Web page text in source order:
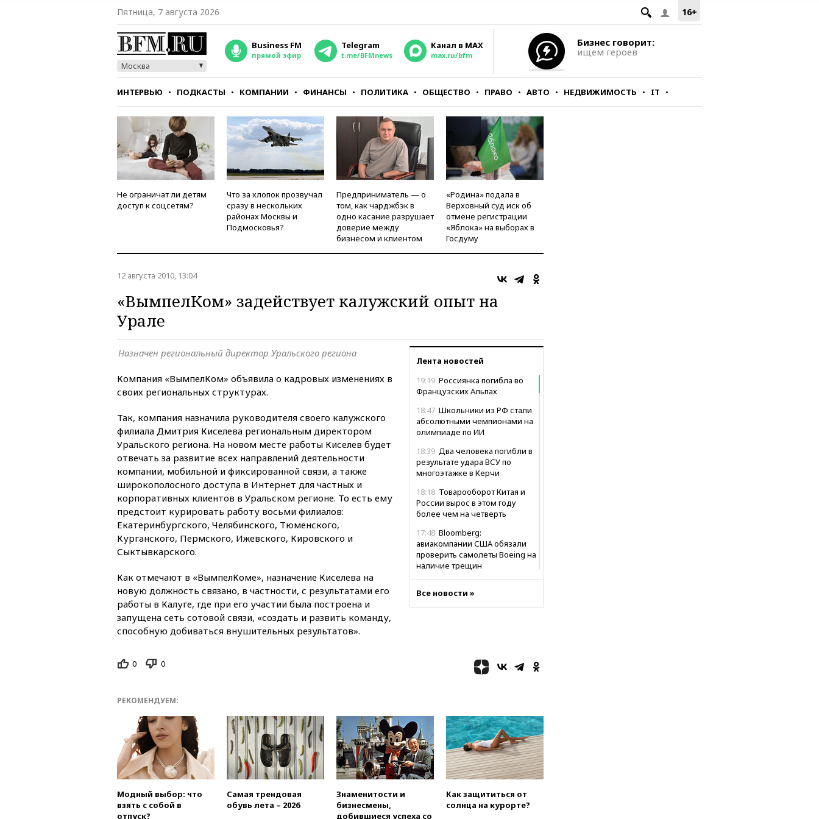
16+
Пятница, 7 августа 2026
Москва
Business FM
прямой эфир
Telegram
t.me/BFMnews
Канал в MAX
max.ru/bfm
Бизнес говорит:
ищем героев
ИНТЕРВЬЮ ПОДКАСТЫ КОМПАНИИ ФИНАНСЫ ПОЛИТИКА ОБЩЕСТВО ПРАВО АВТО НЕДВИЖИМОСТЬ IT
СТИЛЬ ТЕСТЫ
Не ограничат ли детям
доступ к соцсетям?
Что за хлопок прозвучал
сразу в нескольких
районах Москвы и
Подмосковья?
Предприниматель — о
том, как чарджбэк в
одно касание разрушает
доверие между
бизнесом и клиентом
«Родина» подала в
Верховный суд иск об
отмене регистрации
«Яблока» на выборах в
Госдуму
12 августа 2010, 13:04
«ВымпелКом» задействует калужский опыт на
Урале
Лента новостей
19:19 Россиянка погибла во
Французских Альпах
18:47 Школьники из РФ стали
абсолютными чемпионами на
олимпиаде по ИИ
18:39 Два человека погибли в
результате удара ВСУ по
многоэтажке в Керчи
18:18 Товарооборот Китая и
России вырос в этом году
более чем на четверть
17:48 Bloomberg:
авиакомпании США обязали
проверить самолеты Boeing на
наличие трещин
ребенок погиб при падении из
окна 10-го этажа
самоубийств своих служащих
Сняты ограничения на
16:50
В Братиславе загорелся
крупнейший НПЗ Slovnaft
16:45
«Яблоко» подаст иск к
депутату Госдумы Алексею
Журавлеву
шесть гимнастов сборной
России не получили визы на
Все новости »
Назначен региональный директор Уральского региона
Компания «ВымпелКом» объявила о кадровых изменениях в
своих региональных структурах.
Так, компания назначила руководителя своего калужского
филиала Дмитрия Киселева региональным директором
Уральского региона. На новом месте работы Киселев будет
отвечать за развитие всех направлений деятельности
компании, мобильной и фиксированной связи, а также
широкополосного доступа в Интернет для частных и
корпоративных клиентов в Уральском регионе. То есть ему
предстоит курировать работу восьми филиалов:
Екатеринбургского, Челябинского, Тюменского,
Курганского, Пермского, Ижевского, Кировского и
Сыктывкарского.
Как отмечают в «ВымпелКоме», назначение Киселева на
новую должность связано, в частности, с результатами его
работы в Калуге, где при его участии была построена и
запущена сеть сотовой связи, «создать и развить команду,
способную добиваться внушительных результатов».
0 0
РЕКОМЕНДУЕМ:
Модный выбор: что
взять с собой в
отпуск?
Самая трендовая
обувь лета – 2026
Знаменитости и
бизнесмены,
добившиеся успеха со
Как защититься от
солнца на курорте?